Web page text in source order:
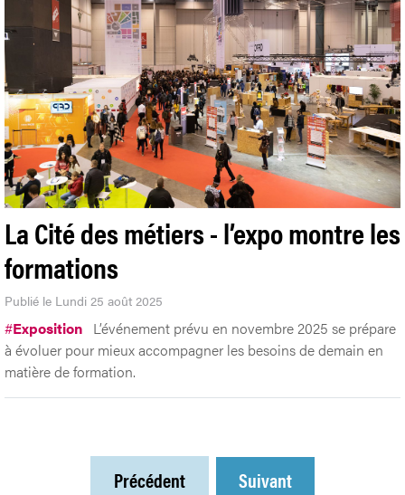
La Cité des métiers - l’expo montre les
formations
Publié le Lundi 25 août 2025
#Exposition L’événement prévu en novembre 2025 se prépare
à évoluer pour mieux accompagner les besoins de demain en
matière de formation.
Précédent Suivant